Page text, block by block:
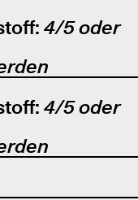
4/5 oder
4/5 oder